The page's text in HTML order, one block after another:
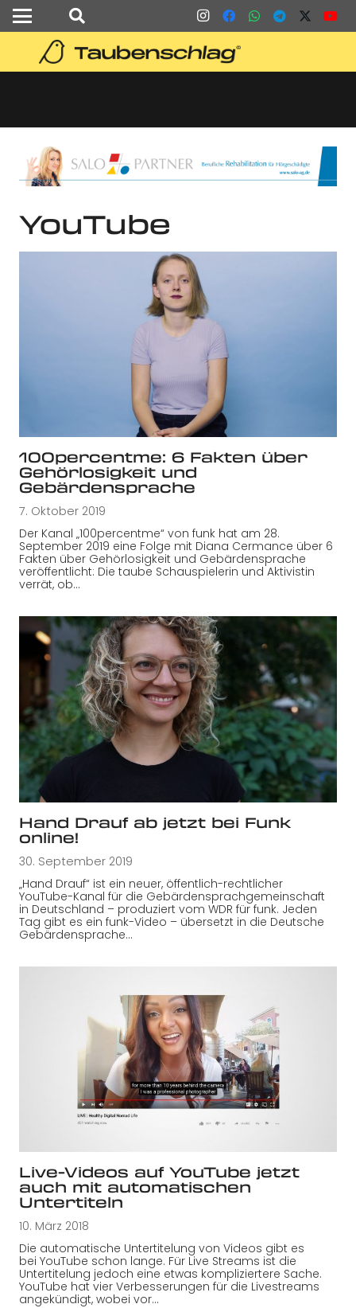
YouTube
100percentme: 6 Fakten über
Gehörlosigkeit und
Gebärdensprache
7. Oktober 2019
Der Kanal „100percentme“ von funk hat am 28.
September 2019 eine Folge mit Diana Cermance über 6
Fakten über Gehörlosigkeit und Gebärdensprache
veröffentlicht: Die taube Schauspielerin und Aktivistin
verrät, ob…
Hand Drauf ab jetzt bei Funk
online!
30. September 2019
„Hand Drauf“ ist ein neuer, öffentlich-rechtlicher
YouTube-Kanal für die Gebärdensprachgemeinschaft
in Deutschland – produziert vom WDR für funk. Jeden
Tag gibt es ein funk-Video – übersetzt in die Deutsche
Gebärdensprache…
Live-Videos auf YouTube jetzt
auch mit automatischen
Untertiteln
10. März 2018
Die automatische Untertitelung von Videos gibt es
bei YouTube schon lange. Für Live Streams ist die
Untertitelung jedoch eine etwas kompliziertere Sache.
YouTube hat vier Verbesserungen für die Livestreams
angekündigt, wobei vor…